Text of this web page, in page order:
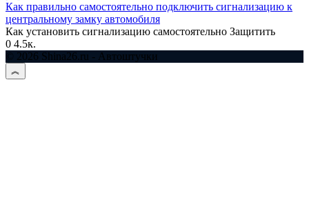
Как правильно самостоятельно подключить сигнализацию к
центральному замку автомобиля
Как установить сигнализацию самостоятельно Защитить
0 4.5к.
© 2026 Shina26.ru - Автоштучки